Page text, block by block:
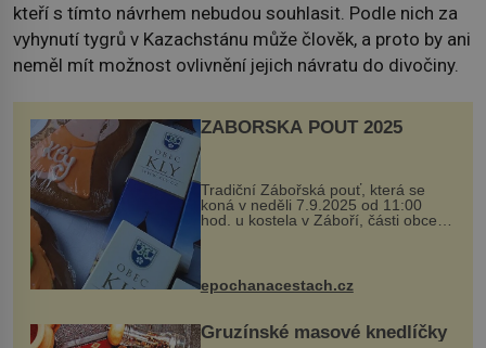
kteří s tímto návrhem nebudou souhlasit. Podle nich za
vyhynutí tygrů v Kazachstánu může člověk, a proto by ani
neměl mít možnost ovlivnění jejich návratu do divočiny.
ZÁBOŘSKÁ POUŤ 2025
Tradiční Zábořská pouť, která se
koná v neděli 7.9.2025 od 11:00
hod. u kostela v Záboří, části obce
Kly u Mělníka. V programu naleznete
komentovanou prohlídku kostela,
epochanacestach.cz
Gruzínské masové knedlíčky